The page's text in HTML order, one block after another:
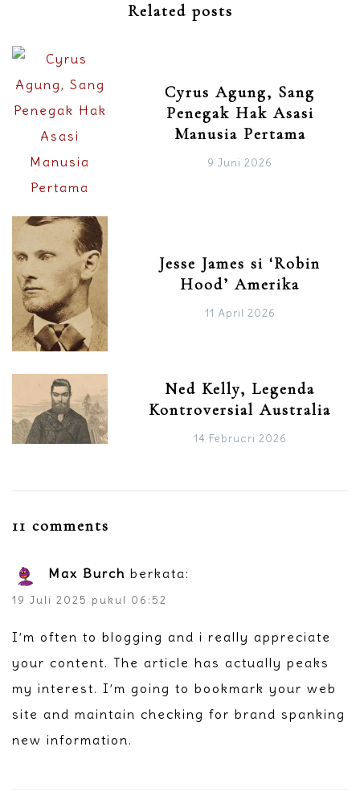
Related posts
Cyrus Agung, Sang
Penegak Hak Asasi
Manusia Pertama
9 Juni 2026
Jesse James si ‘Robin
Hood’ Amerika
11 April 2026
Ned Kelly, Legenda
Kontroversial Australia
14 Februari 2026
11 comments
Max Burch berkata:
19 Juli 2025 pukul 06:52
I’m often to blogging and i really appreciate
your content. The article has actually peaks
my interest. I’m going to bookmark your web
site and maintain checking for brand spanking
new information.